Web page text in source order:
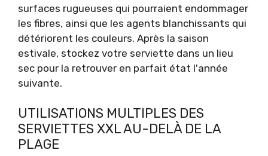
surfaces rugueuses qui pourraient endommager
les fibres, ainsi que les agents blanchissants qui
détériorent les couleurs. Après la saison
estivale, stockez votre serviette dans un lieu
sec pour la retrouver en parfait état l'année
suivante.
UTILISATIONS MULTIPLES DES
SERVIETTES XXL AU-DELÀ DE LA
PLAGE